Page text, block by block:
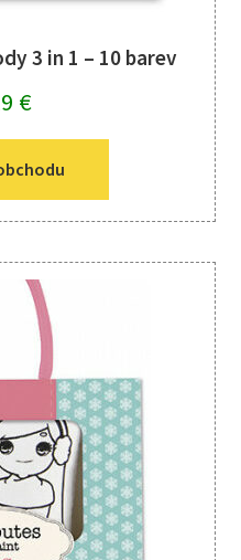
3 in 1 – 10 barev
€